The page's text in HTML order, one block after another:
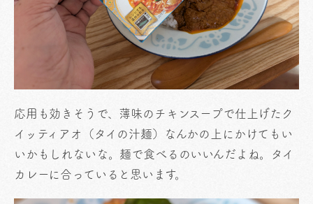
応用も効きそうで、薄味のチキンスープで仕上げたク
イッティアオ（タイの汁麺）なんかの上にかけてもい
いかもしれないな。麺で食べるのいいんだよね。タイ
カレーに合っていると思います。